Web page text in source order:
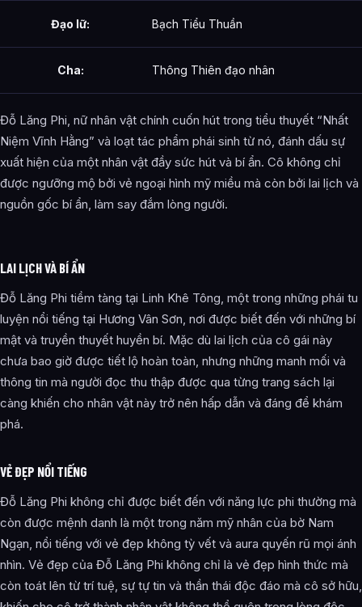
Đạo lữ: Bạch Tiểu Thuần
Cha: Thông Thiên đạo nhân
Đỗ Lăng Phi, nữ nhân vật chính cuốn hút trong tiểu thuyết “Nhất
Niệm Vĩnh Hằng” và loạt tác phẩm phái sinh từ nó, đánh dấu sự
xuất hiện của một nhân vật đầy sức hút và bí ẩn. Cô không chỉ
được ngưỡng mộ bởi vẻ ngoại hình mỹ miều mà còn bởi lai lịch và
nguồn gốc bí ẩn, làm say đắm lòng người.
LAI LỊCH VÀ BÍ ẨN
Đỗ Lăng Phi tiềm tàng tại Linh Khê Tông, một trong những phái tu
luyện nổi tiếng tại Hương Vân Sơn, nơi được biết đến với những bí
mật và truyền thuyết huyền bí. Mặc dù lai lịch của cô gái này
chưa bao giờ được tiết lộ hoàn toàn, nhưng những manh mối và
thông tin mà người đọc thu thập được qua từng trang sách lại
càng khiến cho nhân vật này trở nên hấp dẫn và đáng để khám
phá.
VẺ ĐẸP NỔI TIẾNG
Đỗ Lăng Phi không chỉ được biết đến với năng lực phi thường mà
còn được mệnh danh là một trong năm mỹ nhân của bờ Nam
Ngạn, nổi tiếng với vẻ đẹp không tỳ vết và aura quyến rũ mọi ánh
nhìn. Vẻ đẹp của Đỗ Lăng Phi không chỉ là vẻ đẹp hình thức mà
còn toát lên từ trí tuệ, sự tự tin và thần thái độc đáo mà cô sở hữu,